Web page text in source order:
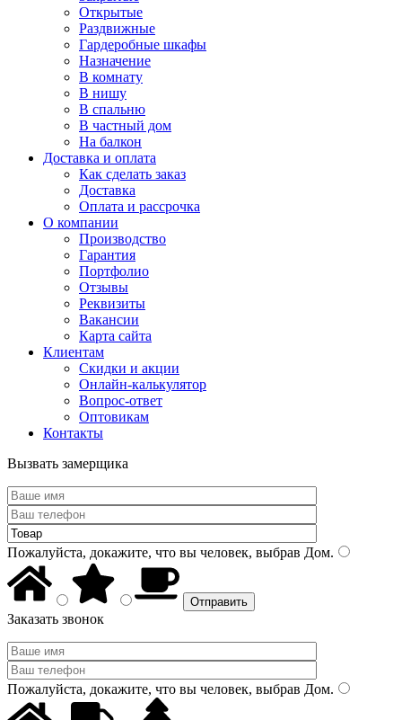
Открытые
Раздвижные
Гардеробные шкафы
Назначение
В комнату
В нишу
В спальню
В частный дом
На балкон
Доставка и оплата
Как сделать заказ
Доставка
Оплата и рассрочка
О компании
Производство
Гарантия
Портфолио
Отзывы
Реквизиты
Вакансии
Карта сайта
Клиентам
Скидки и акции
Онлайн-калькулятор
Вопрос-ответ
Оптовикам
Контакты
Вызвать замерщика
Пожалуйста, докажите, что вы человек, выбрав Дом.
Заказать звонок
Пожалуйста, докажите, что вы человек, выбрав Дом.